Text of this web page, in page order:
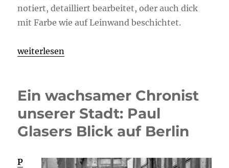
notiert, detailliert bearbeitet, oder auch dick
mit Farbe wie auf Leinwand beschichtet.
„Arbeiten auf Papier“
weiterlesen
Ein wachsamer Chronist
unserer Stadt: Paul
Glasers Blick auf Berlin
P